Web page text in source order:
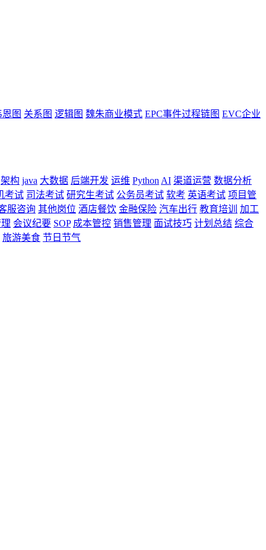
恩图 关系图 逻辑图 魏朱商业模式 EPC事件过程链图 EVC企业
架构 java 大数据 后端开发 运维 Python AI 渠道运营 数据分析
考试 司法考试 研究生考试 公务员考试 软考 英语考试 项目管
服咨询 其他岗位 酒店餐饮 金融保险 汽车出行 教育培训
加工
会议纪要 SOP 成本管控 销售管理 面试技巧 计划总结 综合
旅游美食 节日节气